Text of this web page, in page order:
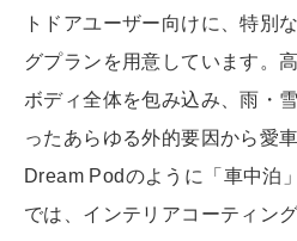
トドアユーザー向けに、特別
グプランを用意しています。
ボディ全体を包み込み、雨・
ったあらゆる外的要因から愛
Dream Podのように「車中泊
では、インテリアコーティン